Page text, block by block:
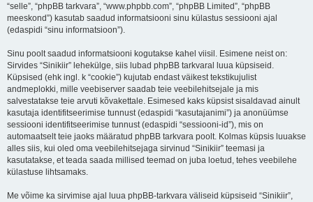
“selle”, “phpBB tarkvara”, “www.phpbb.com”, “phpBB Limited”, “phpBB
meeskond”) kasutab saadud informatsiooni sinu külastus sessiooni ajal
(edaspidi “sinu informatsioon”).
Sinu poolt saadud informatsiooni kogutakse kahel viisil. Esimene neist on:
Sirvides “Sinikiir” lehekülge, siis lubad phpBB tarkvaral luua küpsiseid.
Küpsised (ehk ingl. k “cookie”) kujutab endast väikest tekstikujulist
andmeplokki, mille veebiserver saadab teie veebilehitsejale ja mis
salvestatakse teie arvuti kõvakettale. Esimesed kaks küpsist sisaldavad ainult
kasutaja identifitseerimise tunnust (edaspidi “kasutajanimi”) ja anonüümse
sessiooni identifitseerimise tunnust (edaspidi “sessiooni-id”), mis on
automaatselt teie jaoks määratud phpBB tarkvara poolt. Kolmas küpsis luuakse
alles siis, kui oled oma veebilehitsejaga sirvinud “Sinikiir” teemasi ja
kasutatakse, et teada saada millised teemad on juba loetud, tehes veebilehe
külastuse lihtsamaks.
Me võime ka sirvimise ajal luua phpBB-tarkvara väliseid küpsiseid “Sinikiir”,